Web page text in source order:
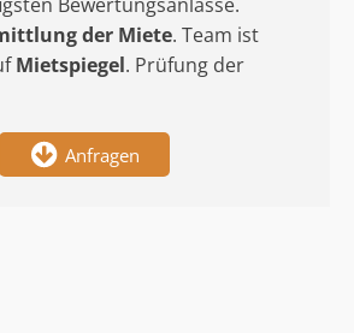
der Miete. Team ist
Mietspiegel. Prüfung der
Anfragen